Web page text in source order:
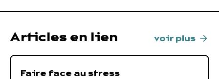
Articles en lien voir plus
Faire face au stress